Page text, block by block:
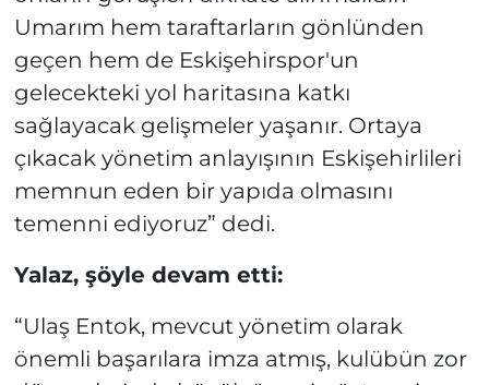
Umarım hem taraftarların gönlünden
geçen hem de Eskişehirspor'un
gelecekteki yol haritasına katkı
sağlayacak gelişmeler yaşanır. Ortaya
çıkacak yönetim anlayışının Eskişehirlileri
memnun eden bir yapıda olmasını
temenni ediyoruz” dedi.
Yalaz, şöyle devam etti:
“Ulaş Entok, mevcut yönetim olarak
önemli başarılara imza atmış, kulübün zor